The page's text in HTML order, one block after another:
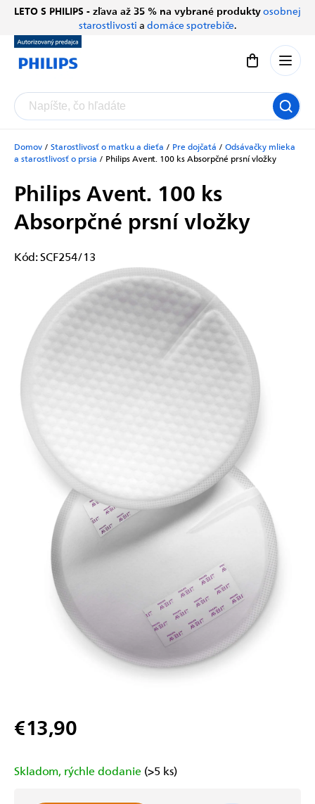
Prejsť
obsah
LETO S PHILIPS - zľava až 35 % na vybrané produktyosobnej
starostlivosti a domáce spotrebiče.
Nákupný
Domov / Starostlivosť o matku a dieťa / Pre dojčatá / Odsávačky mlieka
a starostlivosť o prsia / Philips Avent. 100 ksAbsorpčné prsní vložky
Philips Avent. 100 ks
Absorpčné prsní vložky
Kód:SCF254/13
€13,90
cena:
Skladom, rýchle dodanie (>5 ks)
Chatbot Filip
Autorizovaný predajce